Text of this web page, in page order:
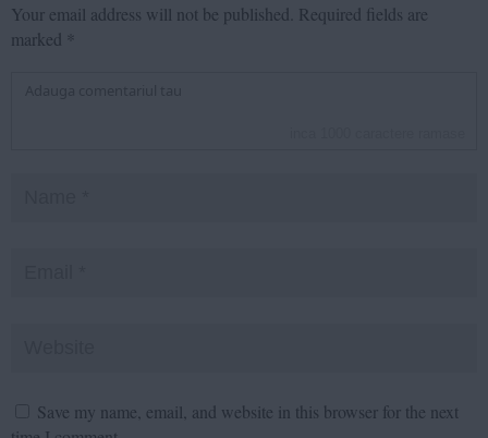
Your email address will not be published. Required fields are
marked *
Save my name, email, and website in this browser for the next